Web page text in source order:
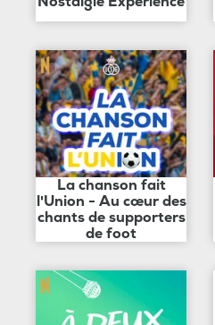
La chanson fait
l'Union - Au cœur des
chants de supporters
de foot